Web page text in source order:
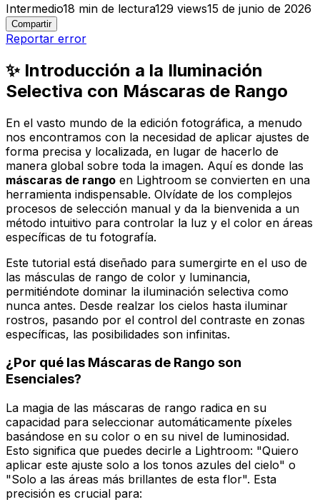
Intermedio18 min de lectura129 views15 de junio de 2026
Compartir
Reportar error
✨ Introducción a la Iluminación
Selectiva con Máscaras de Rango
En el vasto mundo de la edición fotográfica, a menudo
nos encontramos con la necesidad de aplicar ajustes de
forma precisa y localizada, en lugar de hacerlo de
manera global sobre toda la imagen. Aquí es donde las
máscaras de rango en Lightroom se convierten en una
herramienta indispensable. Olvídate de los complejos
procesos de selección manual y da la bienvenida a un
método intuitivo para controlar la luz y el color en áreas
específicas de tu fotografía.
Este tutorial está diseñado para sumergirte en el uso de
las másculas de rango de color y luminancia,
permitiéndote dominar la iluminación selectiva como
nunca antes. Desde realzar los cielos hasta iluminar
rostros, pasando por el control del contraste en zonas
específicas, las posibilidades son infinitas.
¿Por qué las Máscaras de Rango son
Esenciales?
La magia de las máscaras de rango radica en su
capacidad para seleccionar automáticamente píxeles
basándose en su color o en su nivel de luminosidad.
Esto significa que puedes decirle a Lightroom: "Quiero
aplicar este ajuste solo a los tonos azules del cielo" o
"Solo a las áreas más brillantes de esta flor". Esta
precisión es crucial para: